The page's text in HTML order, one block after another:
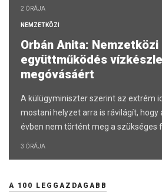
2 ÓRÁJA
NEMZETKÖZI
Orbán Anita: Nemzetközi
együttműködés
megóvásáért
A külügyminiszter szerint az extrém
mostani helyzet arra is rávilágít,
évben nem történt meg a szükséges
3 ÓRÁJA
A 100 LEGGAZDAGABB